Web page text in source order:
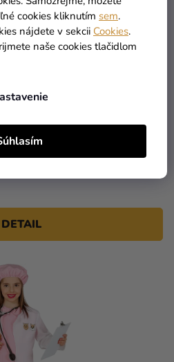
cookies kliknutím sem.
nájdete v sekcii Cookies.
naše cookies tlačidlom
- Červené páža
DETAIL